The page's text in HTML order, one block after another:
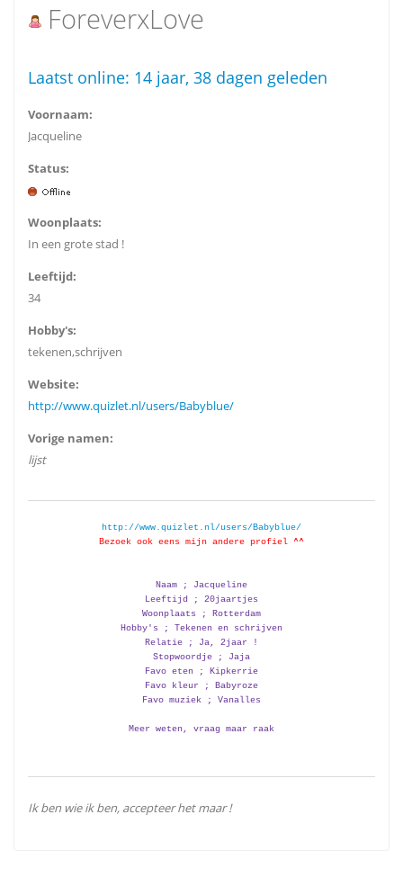
ForeverxLove
Laatst online: 14 jaar, 38 dagen geleden
Voornaam:
Jacqueline
Status:
Woonplaats:
In een grote stad !
Leeftijd:
34
Hobby's:
tekenen,schrijven
Website:
http://www.quizlet.nl/users/Babyblue/
Vorige namen:
lijst
http://www.quizlet.nl/users/Babyblue/
Bezoek ook eens mijn andere profiel ^^
Naam ; Jacqueline
Leeftijd ; 20jaartjes
Woonplaats ; Rotterdam
Hobby's ; Tekenen en schrijven
Relatie ; Ja, 2jaar !
Stopwoordje ; Jaja
Favo eten ; Kipkerrie
Favo kleur ; Babyroze
Favo muziek ; Vanalles
Meer weten, vraag maar raak
Ik ben wie ik ben, accepteer het maar !